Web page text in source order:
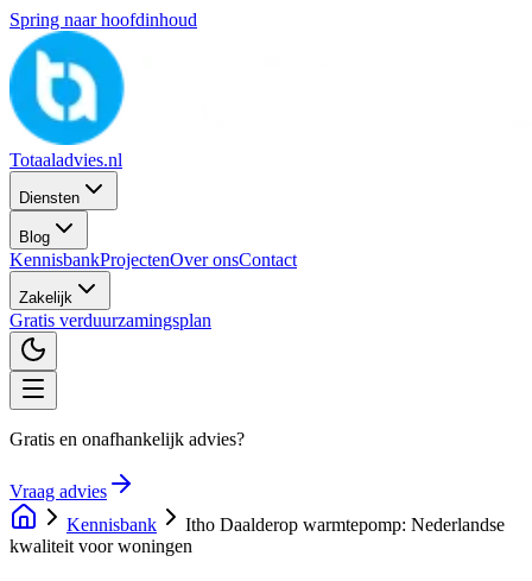
Spring naar hoofdinhoud
Totaaladvies.nl
Diensten
Blog
KennisbankProjectenOver onsContact
Zakelijk
Gratis verduurzamingsplan
Gratis en onafhankelijk advies?
Vraag advies
Kennisbank
Itho Daalderop warmtepomp: Nederlandse
kwaliteit voor woningen